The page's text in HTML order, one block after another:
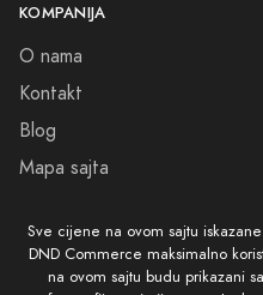
KOMPANIJA
O nama
Kontakt
Blog
Mapa sajta
Sve cijene na ovom sajtu
DND Commerce maksimalno
na ovom sajtu budu prikazani